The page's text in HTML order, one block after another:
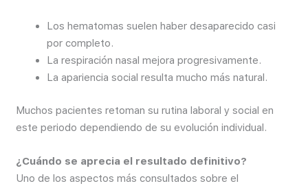
Los hematomas suelen haber desaparecido casi
por completo.
La respiración nasal mejora progresivamente.
La apariencia social resulta mucho más natural.
Muchos pacientes retoman su rutina laboral y social en
este periodo dependiendo de su evolución individual.
¿Cuándo se aprecia el resultado definitivo?
Uno de los aspectos más consultados sobre el